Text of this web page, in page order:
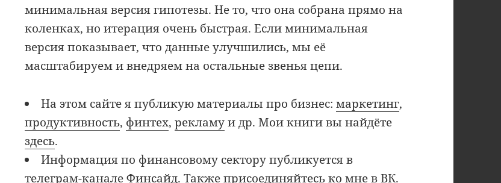
минимальная версия гипотезы. Не то, что она собрана прямо на
коленках, но итерация очень быстрая. Если минимальная
версия показывает, что данные улучшились, мы её
масштабируем и внедряем на остальные звенья цепи.
На этом сайте я публикую материалы про бизнес:маркетинг,
продуктивность, финтех,рекламуи др. Мои книги вы найдёте
здесь.
Информация по финансовому сектору публикуется в
телеграм-канале Финсайд. Также присоединяйтесь ко мне вВК.